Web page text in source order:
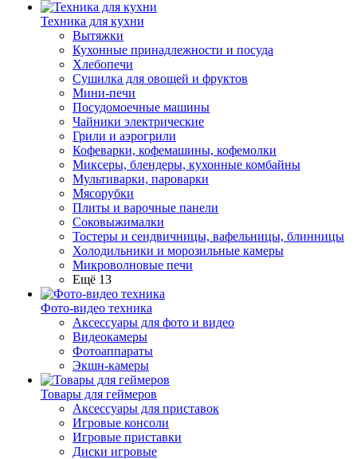
Техника для кухни
Вытяжки
Кухонные принадлежности и посуда
Хлебопечи
Сушилка для овощей и фруктов
Мини-печи
Посудомоечные машины
Чайники электрические
Грили и аэрогрили
Кофеварки, кофемашины, кофемолки
Миксеры, блендеры, кухонные комбайны
Мультиварки, пароварки
Мясорубки
Плиты и варочные панели
Соковыжималки
Тостеры и сендвичницы, вафельницы, блинницы
Холодильники и морозильные камеры
Микроволновые печи
Ещё 13
Фото-видео техника
Аксессуары для фото и видео
Видеокамеры
Фотоаппараты
Экшн-камеры
Товары для геймеров
Аксессуары для приставок
Игровые консоли
Игровые приставки
Диски игровые